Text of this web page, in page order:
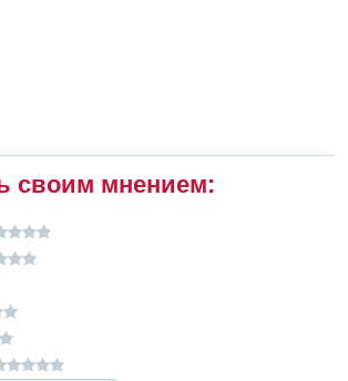
своим мнением: